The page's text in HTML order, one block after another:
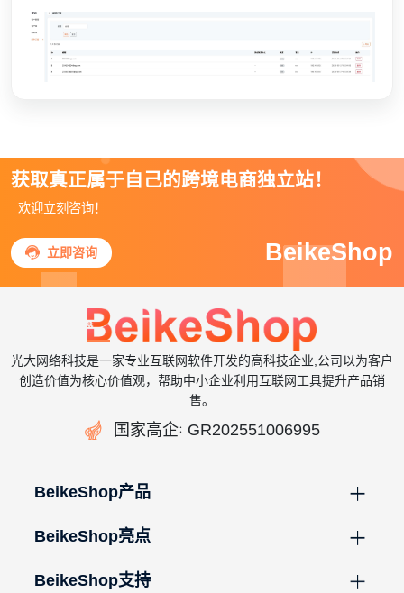
获取真正属于自己的跨境电商独立站！
欢迎立刻咨询！
 立即咨询 BeikeShop
光大网络科技是一家专业互联网软件开发的高科技企业,公司以为客户
创造价值为核心价值观，帮助中小企业利用互联网工具提升产品销
售。
 国家高企： GR202551006995
BeikeShop产品
BeikeShop亮点
BeikeShop支持